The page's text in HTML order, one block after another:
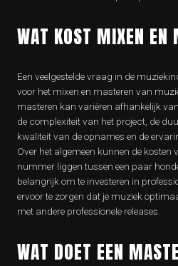
WAT KOST MIXEN EN
Een veelgestelde vraag in de
voor het mixen en masteren van
masteren kan variëren afhankelijk
de complexiteit van het project, de
kwaliteit van de opnames en de
Over het algemeen kunnen de kosten
nummer liggen tussen een paar
belangrijk om te investeren in
ervoor te zorgen dat je muziek
met andere professionele releases.
WAT DOET EEN